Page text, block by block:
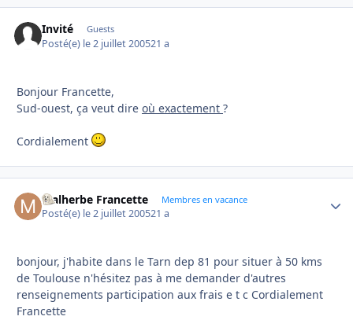
Invité Guests
Posté(e) le 2 juillet 200521 a
Bonjour Francette,
Sud-ouest, ça veut dire où exactement ?
Cordialement
Malherbe Francette Membres en vacance
Posté(e) le 2 juillet 200521 a
bonjour, j'habite dans le Tarn dep 81 pour situer à 50 kms
de Toulouse n'hésitez pas à me demander d'autres
renseignements participation aux frais e t c Cordialement
Francette